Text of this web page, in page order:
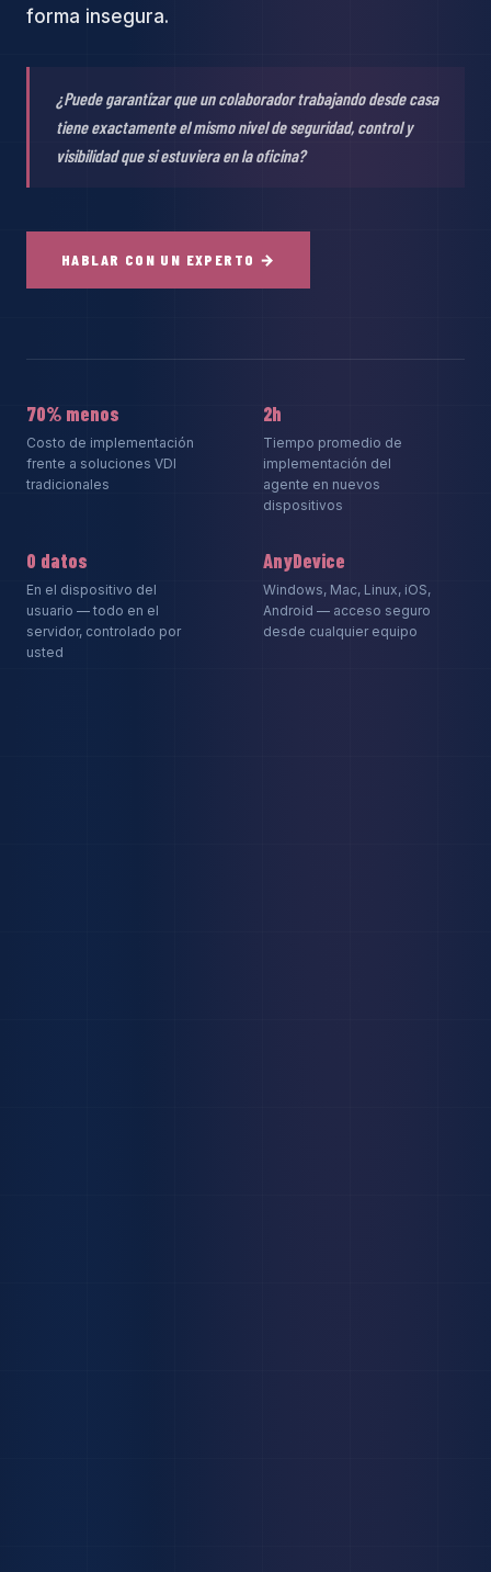
forma insegura.
¿Puede garantizar que un colaborador trabajando desde casa
tiene exactamente el mismo nivel de seguridad, control y
visibilidad que si estuviera en la oficina?
HABLAR CON UN EXPERTO →
70% menos
Costo de implementación
frente a soluciones VDI
tradicionales
2h
Tiempo promedio de
implementación del
agente en nuevos
dispositivos
0 datos
En el dispositivo del
usuario — todo en el
servidor, controlado por
usted
AnyDevice
Windows, Mac, Linux, iOS,
Android — acceso seguro
desde cualquier equipo